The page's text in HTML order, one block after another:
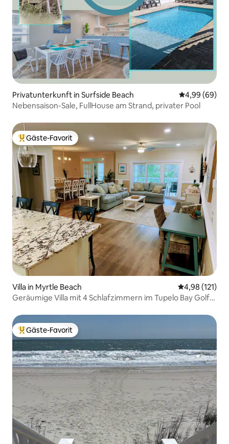
Privatunterkunft in Surfside Beach
4,99 (69)
Nebensaison-Sale, FullHouse am Strand, privater Pool
Beliebter Gäste-Favorit.
Gäste-Favorit
Villa in Myrtle Beach
4,98 (121)
Geräumige Villa mit 4 Schlafzimmern im Tupelo Bay Golf
Beliebter Gäste-Favorit.
Gäste-Favorit